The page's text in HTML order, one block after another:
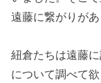
遠藤に繋がりが
紐倉たちは遠藤
について調べて